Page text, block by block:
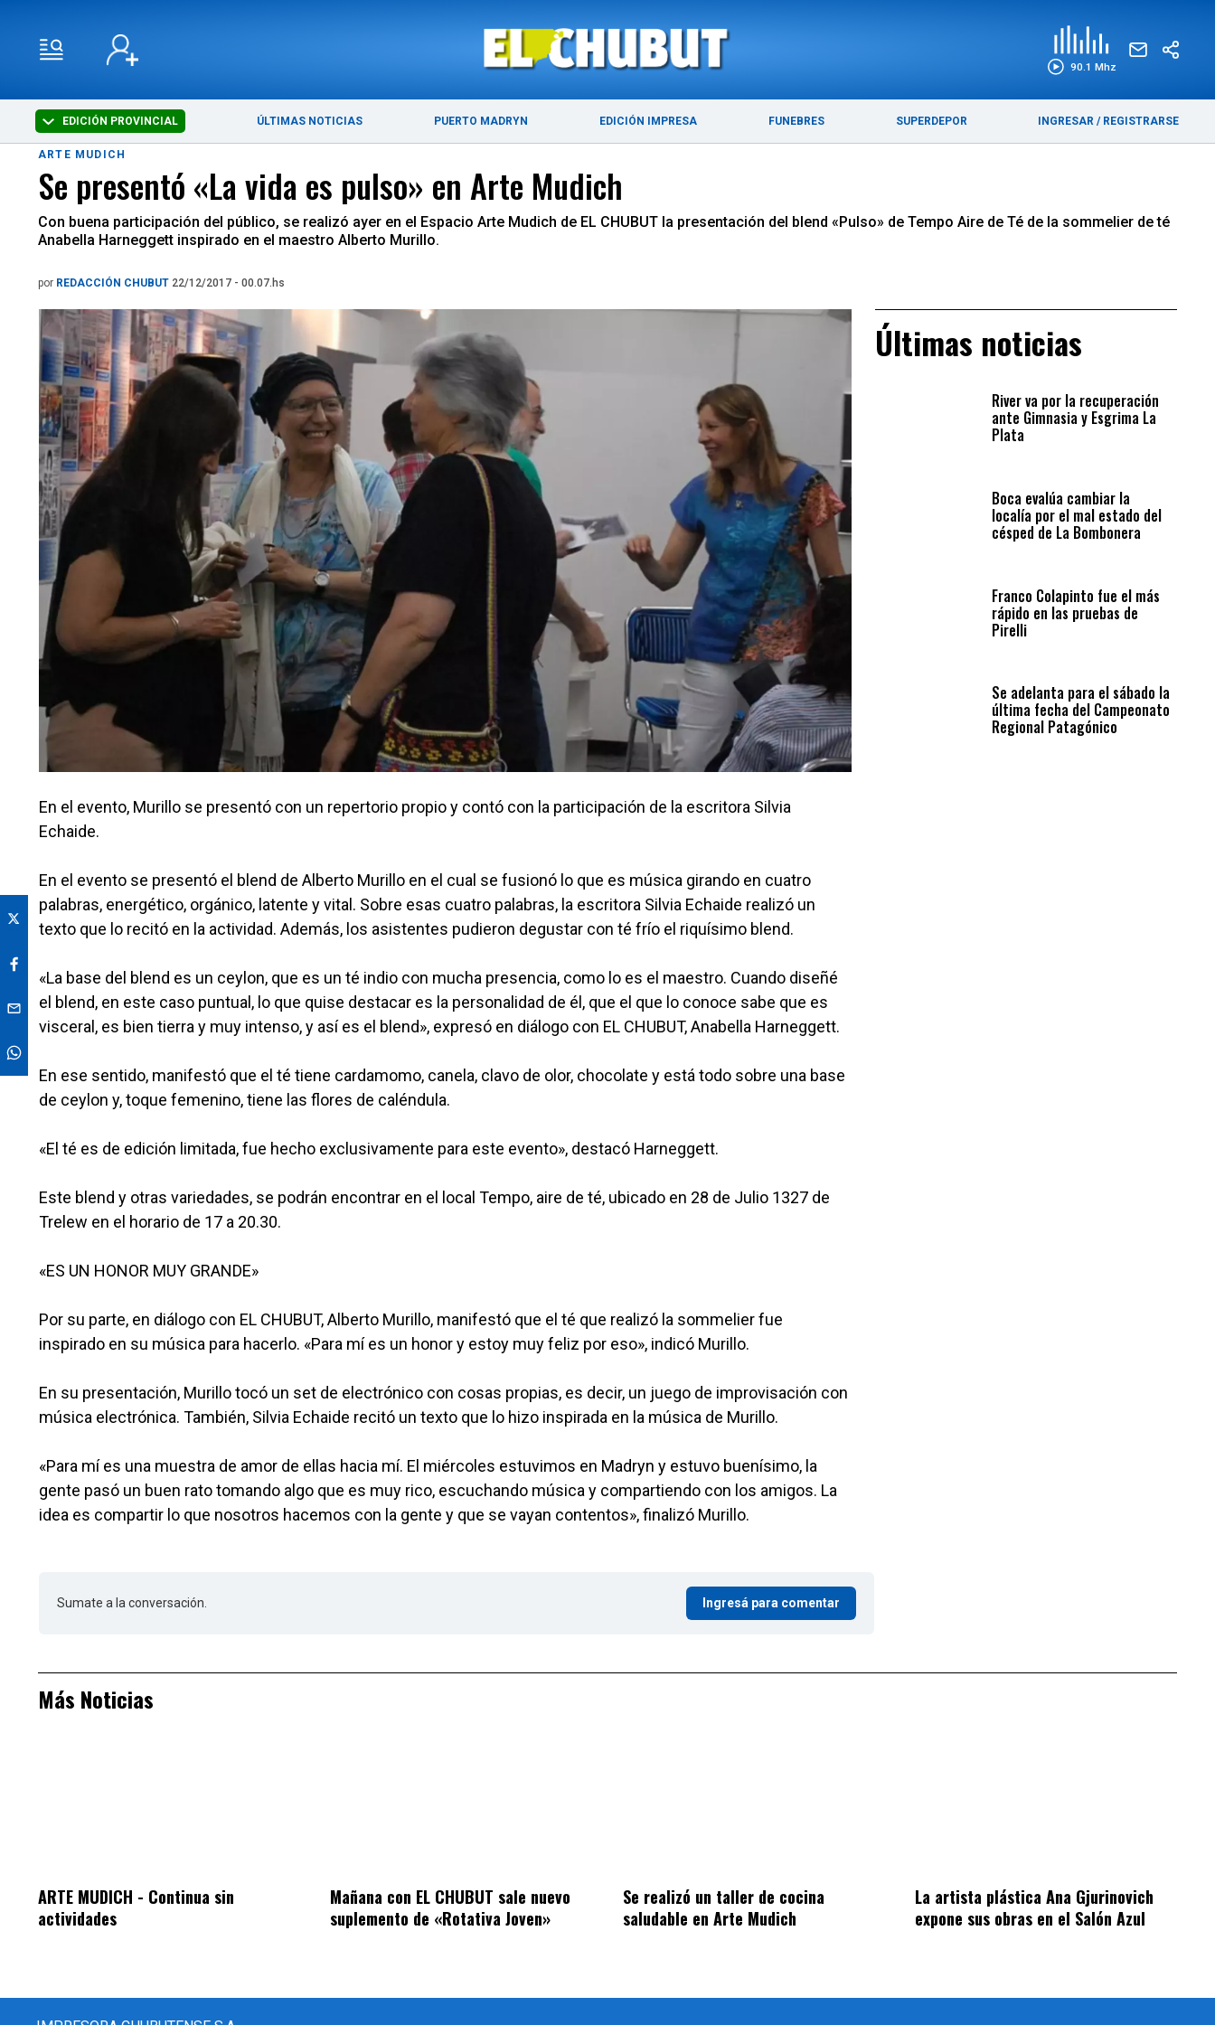
90.1 Mhz
EDICIÓN PROVINCIAL ÚLTIMAS NOTICIAS PUERTO MADRYN EDICIÓN IMPRESA FUNEBRES SUPERDEPOR INGRESAR / REGISTRARSE
ÚLTIMAS NOTICIAS PUERTO MADRYN
ARTE MUDICH
Se presentó «La vida es pulso» en Arte Mudich
Con buena participación del público, se realizó ayer en el Espacio Arte Mudich de EL CHUBUT la presentación del blend «Pulso» de Tempo Aire de Té de la sommelier de té
Anabella Harneggett inspirado en el maestro Alberto Murillo.
por REDACCIÓN CHUBUT 22/12/2017 - 00.07.hs
En el evento, Murillo se presentó con un repertorio propio y contó con la participación de la escritora Silvia
Echaide.
En el evento se presentó el blend de Alberto Murillo en el cual se fusionó lo que es música girando en cuatro
palabras, energético, orgánico, latente y vital. Sobre esas cuatro palabras, la escritora Silvia Echaide realizó un
texto que lo recitó en la actividad. Además, los asistentes pudieron degustar con té frío el riquísimo blend.
«La base del blend es un ceylon, que es un té indio con mucha presencia, como lo es el maestro. Cuando diseñé
el blend, en este caso puntual, lo que quise destacar es la personalidad de él, que el que lo conoce sabe que es
visceral, es bien tierra y muy intenso, y así es el blend», expresó en diálogo con EL CHUBUT, Anabella Harneggett.
En ese sentido, manifestó que el té tiene cardamomo, canela, clavo de olor, chocolate y está todo sobre una base
de ceylon y, toque femenino, tiene las flores de caléndula.
«El té es de edición limitada, fue hecho exclusivamente para este evento», destacó Harneggett.
Este blend y otras variedades, se podrán encontrar en el local Tempo, aire de té, ubicado en 28 de Julio 1327 de
Trelew en el horario de 17 a 20.30.
«ES UN HONOR MUY GRANDE»
Por su parte, en diálogo con EL CHUBUT, Alberto Murillo, manifestó que el té que realizó la sommelier fue
inspirado en su música para hacerlo. «Para mí es un honor y estoy muy feliz por eso», indicó Murillo.
En su presentación, Murillo tocó un set de electrónico con cosas propias, es decir, un juego de improvisación con
música electrónica. También, Silvia Echaide recitó un texto que lo hizo inspirada en la música de Murillo.
«Para mí es una muestra de amor de ellas hacia mí. El miércoles estuvimos en Madryn y estuvo buenísimo, la
gente pasó un buen rato tomando algo que es muy rico, escuchando música y compartiendo con los amigos. La
idea es compartir lo que nosotros hacemos con la gente y que se vayan contentos», finalizó Murillo.
Sumate a la conversación. Ingresá para comentar
Últimas noticias
River va por la recuperación
ante Gimnasia y Esgrima La
Plata
Boca evalúa cambiar la
localía por el mal estado del
césped de La Bombonera
Franco Colapinto fue el más
rápido en las pruebas de
Pirelli
Se adelanta para el sábado la
última fecha del Campeonato
Regional Patagónico
Más Noticias
ARTE MUDICH - Continua sin
actividades
Mañana con EL CHUBUT sale nuevo
suplemento de «Rotativa Joven»
Se realizó un taller de cocina
saludable en Arte Mudich
La artista plástica Ana Gjurinovich
expone sus obras en el Salón Azul